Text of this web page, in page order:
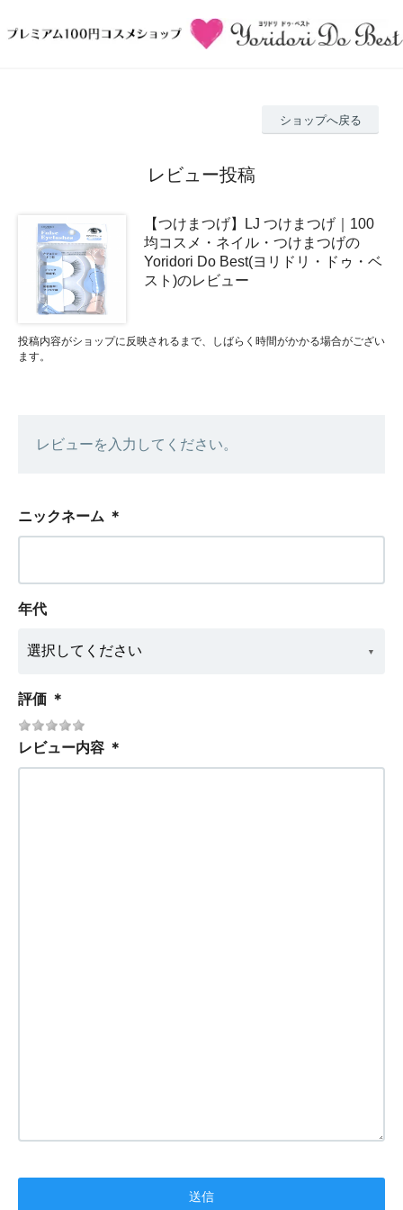
ショップへ戻る
レビュー投稿
【つけまつげ】LJ つけまつげ｜100
均コスメ・ネイル・つけまつげの
Yoridori Do Best(ヨリドリ・ドゥ・ベ
スト)のレビュー
投稿内容がショップに反映されるまで、しばらく時間がかかる場合がござい
ます。
レビューを入力してください。
ニックネーム ＊
年代
評価 ＊
レビュー内容 ＊